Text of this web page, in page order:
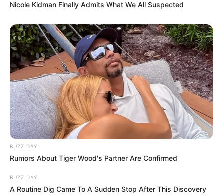
Nicole Kidman Finally Admits What We All Suspected
BUZZ DAY
Rumors About Tiger Wood's Partner Are Confirmed
BUZZ DAY
A Routine Dig Came To A Sudden Stop After This Discovery